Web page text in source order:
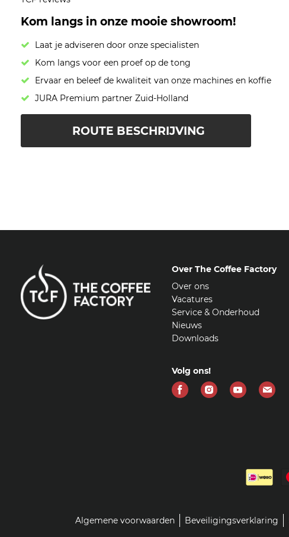
Kom langs in onze mooie showroom!
Laat je adviseren door onze specialisten
Kom langs voor een proef op de tong
Ervaar en beleef de kwaliteit van onze machines en koffie
JURA Premium partner Zuid-Holland
ROUTE BESCHRIJVING
Over The Coffee Factory
Over ons
Vacatures
Service & Onderhoud
Nieuws
Downloads
Volg ons!
Vind
Vind
Vind
Vind
Algemene voorwaarden Beveiligingsverklaring